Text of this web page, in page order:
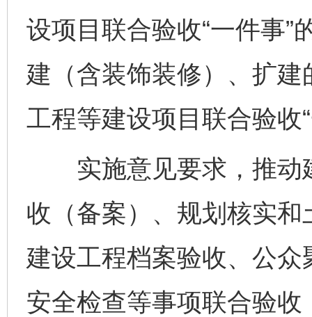
设项目联合验收“一件事”
建（含装饰装修）、扩
工程等建设项目联合验收
实施意见要求，推动
收（备案）、规划核实
建设工程档案验收、公
安全检查等事项联合验